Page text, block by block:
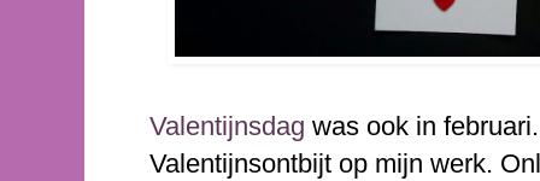
Valentijnsdag was ook in
Valentijnsontbijt op mijn werk.